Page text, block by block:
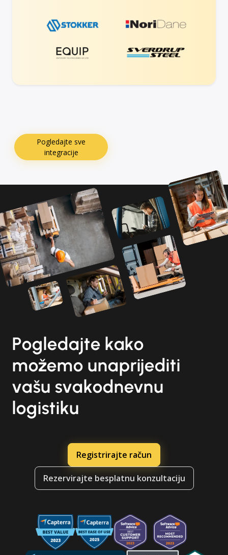
Pogledajte sve
integracije
Pogledajte kako
možemo unaprijediti
vašu svakodnevnu
logistiku
Registrirajte račun
Rezervirajte besplatnu konzultaciju